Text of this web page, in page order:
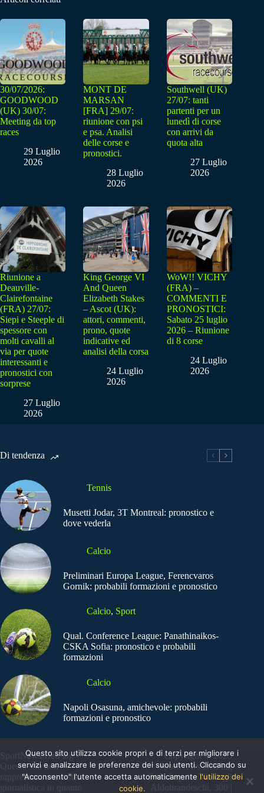
30/07/2026:
GOODWOOD
(UK) 30/07:
Meeting da top
races
29 Luglio
2026
MONT DE
MARSAN
[FRA] 29/07:
riunione con psi
e psa. Analisi
delle corse e
pronostici.
28 Luglio
2026
Southwell (UK)
27/07: tanti
partenti per un
lunedì di corse
con arrivi da
quota alta
27 Luglio
2026
Riunione a
Deauville-
Clairefontaine
(FRA) 27/07:
Siepi e Steeple di
spessore con
molti cavalli al
via per quote
interessanti e
pronostici con
sorprese
27 Luglio
2026
King George VI
And Queen
Elizabeth Stakes
– Ascot (UK):
attori, commenti,
prono, quote
indicative ed
analisi della corsa
24 Luglio
2026
WoW!! VICHY
(FRA) –
COMMENTI E
PRONOSTICI:
Sabato 25 luglio
2026 – Riunione
di 8 corse
24 Luglio
2026
Di tendenza
Tennis
Musetti Jodar, 3T Montreal: pronostico e
dove vederla
Calcio
Preliminari Europa League, Ferencvaros
Gornik: probabili formazioni e pronostico
Calcio, Sport
Qual. Conference League: Panathinaikos-
CSKA Sofia: pronostico e probabili
formazioni
Calcio
Napoli Osasuna, amichevole: probabili
formazioni e pronostico
SportNews.BetFlag -
Questo sito non
rappresenta una testata
giornalistica in quanto
Copyright © 2025
SportNews BetFlag
Sede Legale: Via degli
Aldobrandeschi, 300 |
Questo sito utilizza cookie propri e di terzi per migliorare i
servizi e analizzare le preferenze dei suoi utenti. Cliccando su
"Acconsento" l'utente accetta automaticamente l'utilizzo dei
cookie.